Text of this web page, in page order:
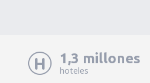
1,3 millones
hoteles